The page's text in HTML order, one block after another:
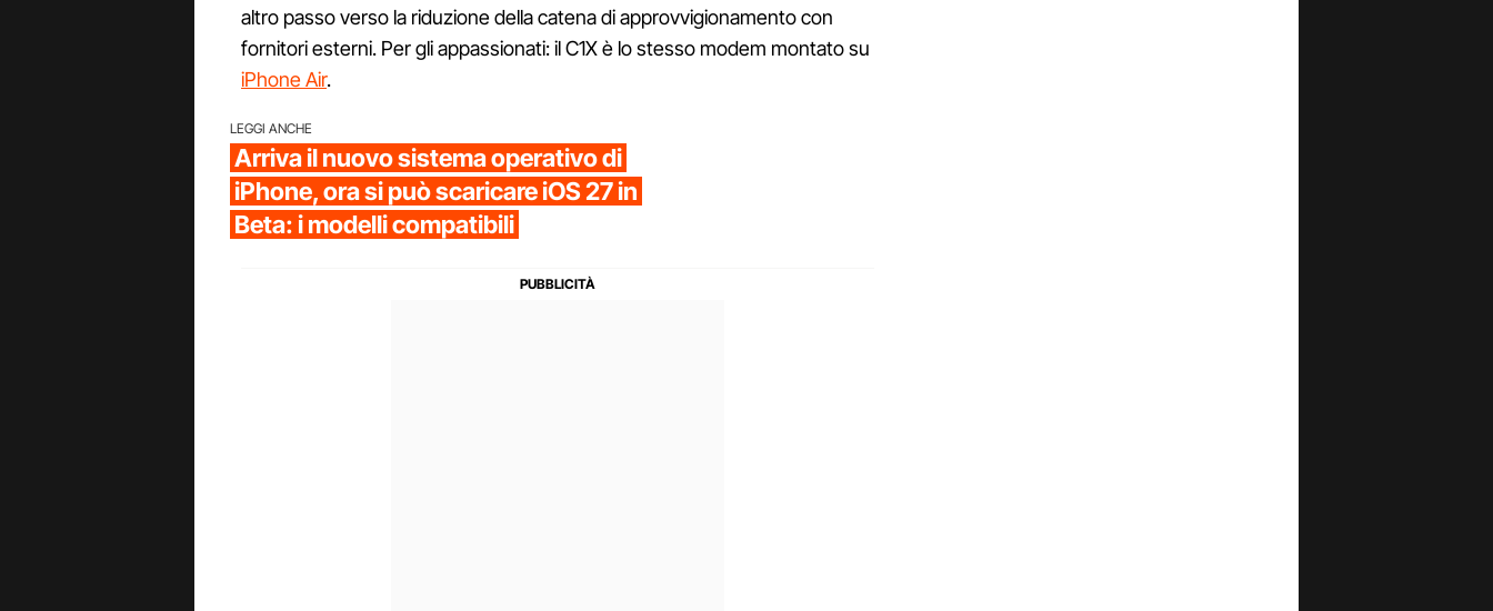
altro passo verso la riduzione della catena di approvvigionamento con
fornitori esterni. Per gli appassionati: il C1X è lo stesso modem montato su
iPhone Air.
LEGGI ANCHE
Arriva il nuovo sistema operativo di
iPhone, ora si può scaricare iOS 27 in
Beta: i modelli compatibili